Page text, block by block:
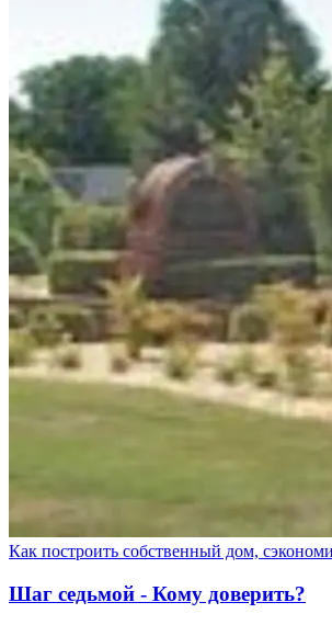
Как построить собственный дом,
Шаг седьмой - Кому доверить?